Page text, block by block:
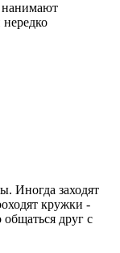
нанимают
Иногда заходят
кружки -
друг с